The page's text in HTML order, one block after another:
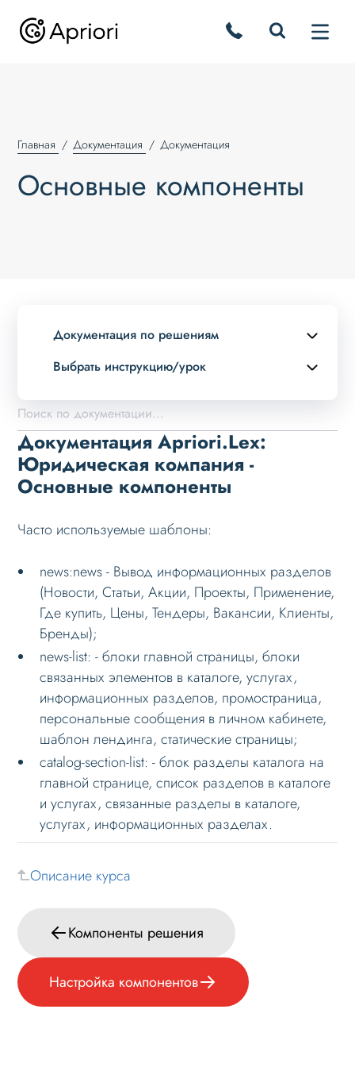
Главная Документация Документация
Основные компоненты
Документация по решениям
Выбрать инструкцию/урок
Описание курса
Возможности
Примеры страниц
Установка и обновление
Дизайн
Оформление контента
Слайдер
Мультирегиональность
Меню сайта
Блоки / секции сайта
Личный кабинет
Формы и коммуникации
SEO и оптимизация
Лендинги и посадочные страницы
Проблемы и решения
Основное по внедрению
Компоненты решения
Документация Apriori.Lex:
Юридическая компания -
Основные компоненты
Часто используемые шаблоны:
news:news - Вывод информационных разделов
(Новости, Статьи, Акции, Проекты, Применение,
Где купить, Цены, Тендеры, Вакансии, Клиенты,
Бренды);
news-list: - блоки главной страницы, блоки
связанных элементов в каталоге, услугах,
информационных разделов, промостраница,
персональные сообщения в личном кабинете,
шаблон лендинга, статические страницы;
catalog-section-list: - блок разделы каталога на
главной странице, список разделов в каталоге
и услугах, связанные разделы в каталоге,
услугах, информационных разделах.
Описание курса
Компоненты решения
Настройка компонентов